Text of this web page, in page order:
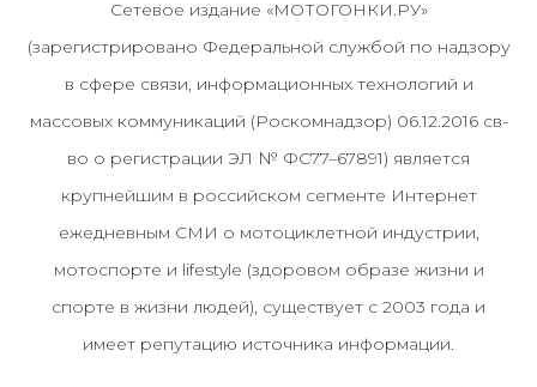
Сетевое издание «МОТОГОНКИ.РУ»
(зарегистрировано Федеральной службой по надзору
в сфере связи, информационных технологий и
массовых коммуникаций (Роскомнадзор) 06.12.2016 св-
во о регистрации ЭЛ № ФС77–67891) является
крупнейшим в российском сегменте Интернет
ежедневным СМИ о мотоциклетной индустрии,
мотоспорте и lifestyle (здоровом образе жизни и
спорте в жизни людей), существует с 2003 года и
имеет репутацию источника информации.